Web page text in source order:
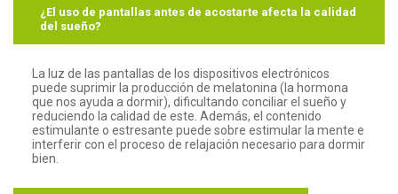
¿El uso de pantallas antes de acostarte afecta la calidad
del sueño?
La luz de las pantallas de los dispositivos electrónicos
puede suprimir la producción de melatonina (la hormona
que nos ayuda a dormir), dificultando conciliar el sueño y
reduciendo la calidad de este. Además, el contenido
estimulante o estresante puede sobre estimular la mente e
interferir con el proceso de relajación necesario para dormir
bien.